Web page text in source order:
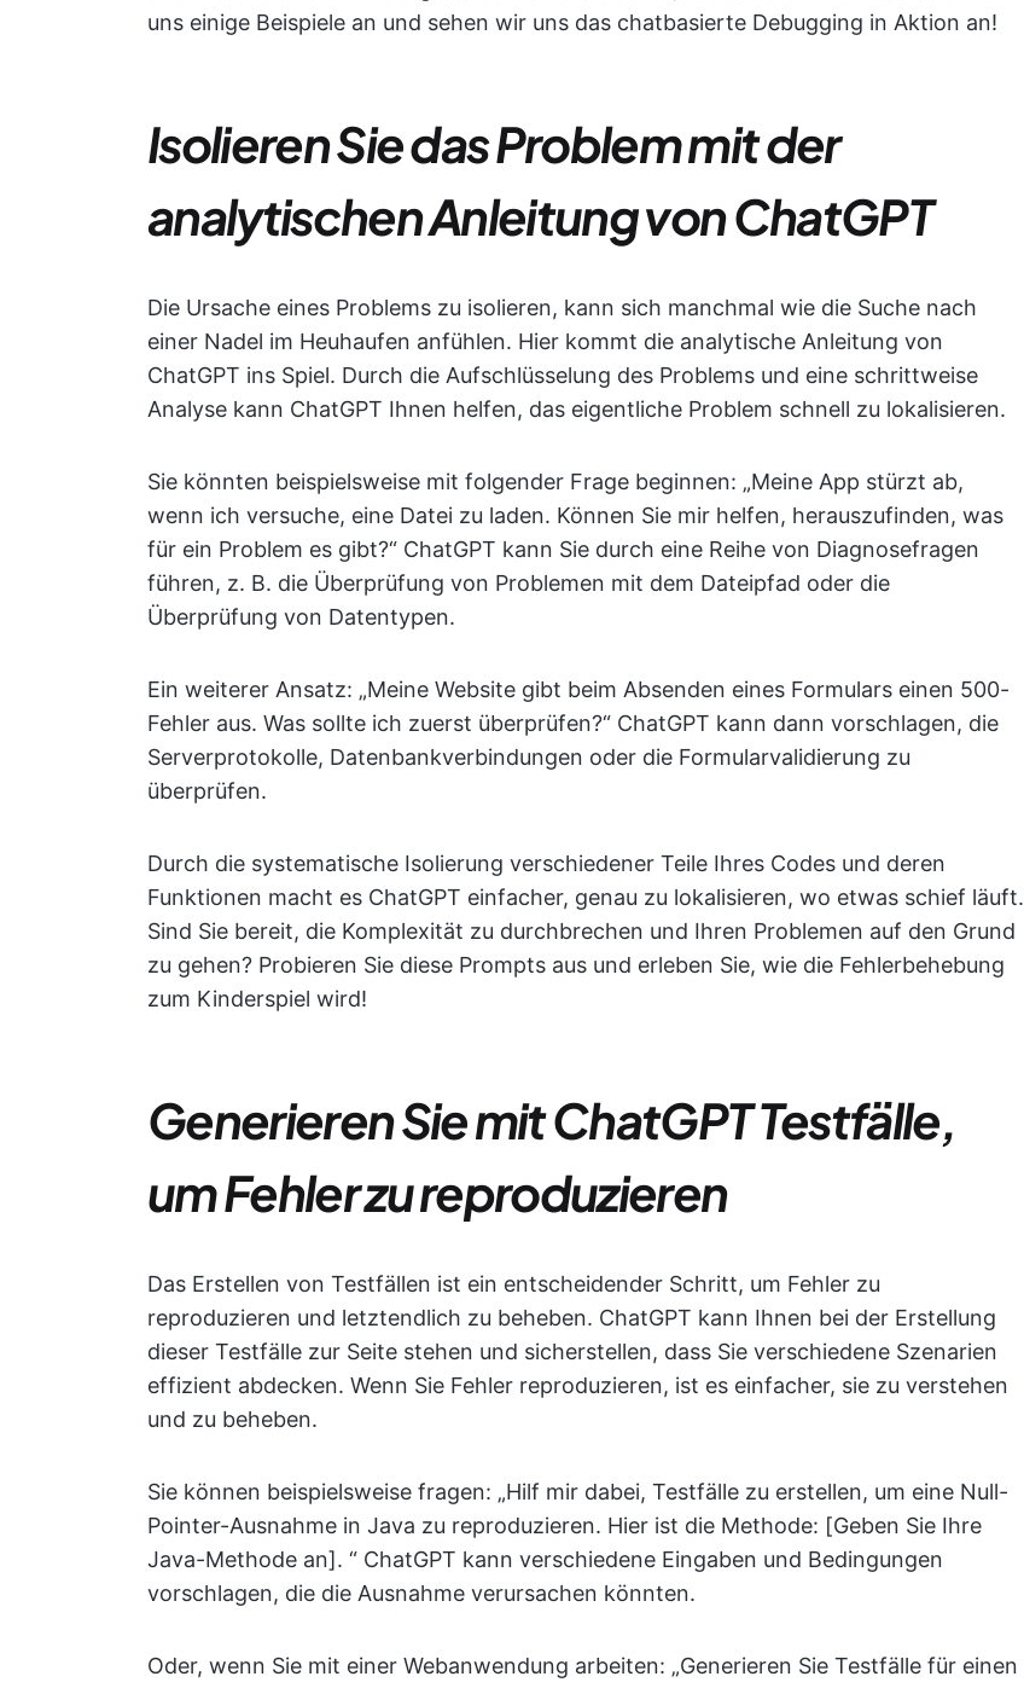
uns einige Beispiele an und sehen wir uns das chatbasierte Debugging in Aktion an!
Isolieren Sie das Problem mit der
analytischen Anleitung von ChatGPT
Die Ursache eines Problems zu isolieren, kann sich manchmal wie die Suche nach
einer Nadel im Heuhaufen anfühlen. Hier kommt die analytische Anleitung von
ChatGPT ins Spiel. Durch die Aufschlüsselung des Problems und eine schrittweise
Analyse kann ChatGPT Ihnen helfen, das eigentliche Problem schnell zu lokalisieren.
Sie könnten beispielsweise mit folgender Frage beginnen: „Meine App stürzt ab,
wenn ich versuche, eine Datei zu laden. Können Sie mir helfen, herauszufinden, was
für ein Problem es gibt?“ ChatGPT kann Sie durch eine Reihe von Diagnosefragen
führen, z. B. die Überprüfung von Problemen mit dem Dateipfad oder die
Überprüfung von Datentypen.
Ein weiterer Ansatz: „Meine Website gibt beim Absenden eines Formulars einen 500-
Fehler aus. Was sollte ich zuerst überprüfen?“ ChatGPT kann dann vorschlagen, die
Serverprotokolle, Datenbankverbindungen oder die Formularvalidierung zu
überprüfen.
Durch die systematische Isolierung verschiedener Teile Ihres Codes und deren
Funktionen macht es ChatGPT einfacher, genau zu lokalisieren, wo etwas schief läuft.
Sind Sie bereit, die Komplexität zu durchbrechen und Ihren Problemen auf den Grund
zu gehen? Probieren Sie diese Prompts aus und erleben Sie, wie die Fehlerbehebung
zum Kinderspiel wird!
Generieren Sie mit ChatGPT Testfälle,
um Fehler zu reproduzieren
Das Erstellen von Testfällen ist ein entscheidender Schritt, um Fehler zu
reproduzieren und letztendlich zu beheben. ChatGPT kann Ihnen bei der Erstellung
dieser Testfälle zur Seite stehen und sicherstellen, dass Sie verschiedene Szenarien
effizient abdecken. Wenn Sie Fehler reproduzieren, ist es einfacher, sie zu verstehen
und zu beheben.
Sie können beispielsweise fragen: „Hilf mir dabei, Testfälle zu erstellen, um eine Null-
Pointer-Ausnahme in Java zu reproduzieren. Hier ist die Methode: [Geben Sie Ihre
Java-Methode an]. “ ChatGPT kann verschiedene Eingaben und Bedingungen
vorschlagen, die die Ausnahme verursachen könnten.
Oder, wenn Sie mit einer Webanwendung arbeiten: „Generieren Sie Testfälle für einen